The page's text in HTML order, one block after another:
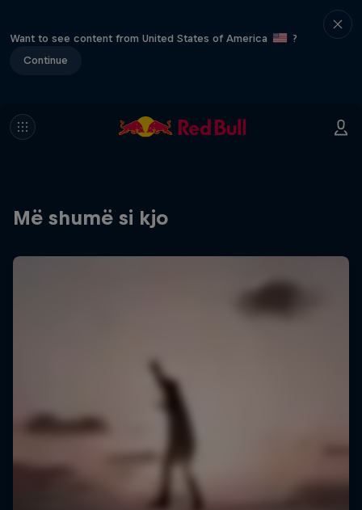
Want to see content from United States of America
?
Continue
Më shumë si kjo